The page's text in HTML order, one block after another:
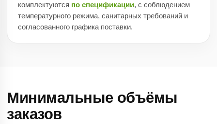
комплектуются по спецификации, с соблюдением
температурного режима, санитарных требований и
согласованного графика поставки.
Минимальные объёмы
заказов